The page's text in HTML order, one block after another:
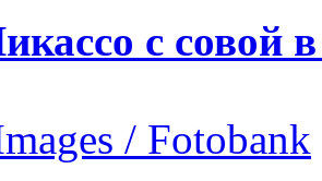
с совой
/ Fotobank